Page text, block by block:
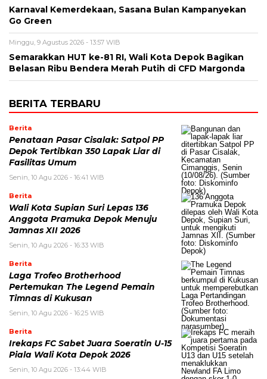
Karnaval Kemerdekaan, Sasana Bulan Kampanyekan
Go Green
Minggu, 9 Agustus 2026 - 13:57 WIB
Semarakkan HUT ke-81 RI, Wali Kota Depok Bagikan
Belasan Ribu Bendera Merah Putih di CFD Margonda
BERITA TERBARU
Berita
Penataan Pasar Cisalak: Satpol PP
Depok Tertibkan 350 Lapak Liar di
Fasilitas Umum
Senin, 10 Agu 2026 - 16:41 WIB
Berita
Wali Kota Supian Suri Lepas 136
Anggota Pramuka Depok Menuju
Jamnas XII 2026
Senin, 10 Agu 2026 - 16:33 WIB
Berita
Laga Trofeo Brotherhood
Pertemukan The Legend Pemain
Timnas di Kukusan
Senin, 10 Agu 2026 - 16:25 WIB
Berita
Irekaps FC Sabet Juara Soeratin U-15
Piala Wali Kota Depok 2026
Senin, 10 Agu 2026 - 13:44 WIB